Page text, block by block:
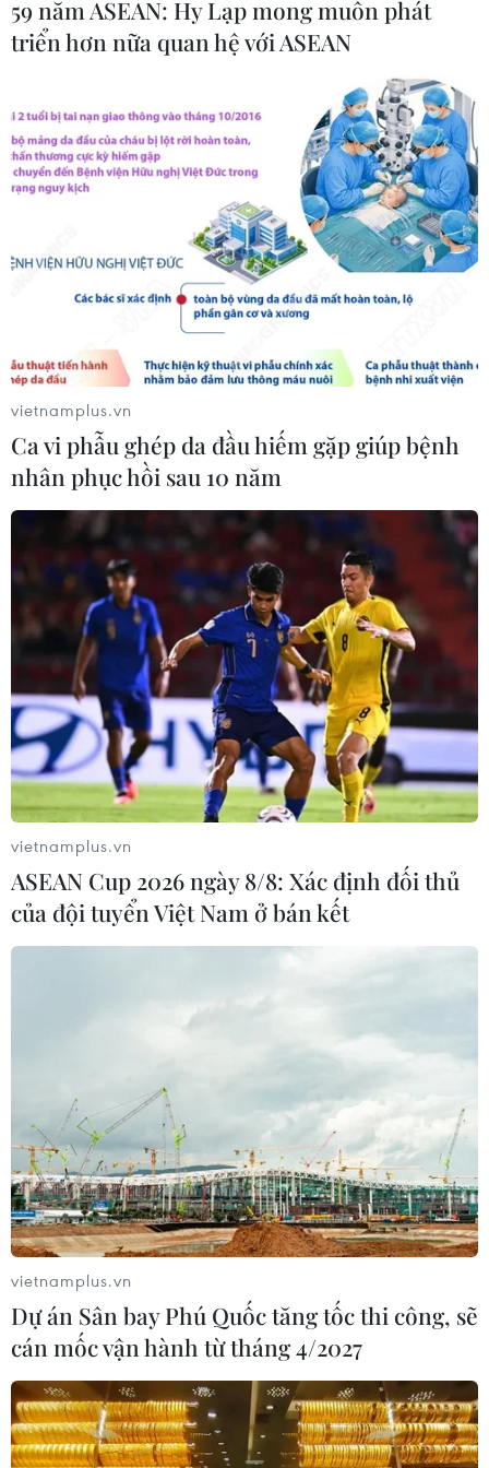
tác động từ việc xuất khẩu giảm.
59 năm ASEAN: Hy Lạp mong muốn phát
triển hơn nữa quan hệ với ASEAN
vietnamplus.vn
Ca vi phẫu ghép da đầu hiếm gặp giúp bệnh
nhân phục hồi sau 10 năm
vietnamplus.vn
ASEAN Cup 2026 ngày 8/8: Xác định đối thủ
của đội tuyển Việt Nam ở bán kết
vietnamplus.vn
Dự án Sân bay Phú Quốc tăng tốc thi công, sẽ
cán mốc vận hành từ tháng 4/2027